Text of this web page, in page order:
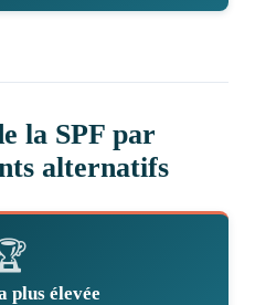
la SPF par
alternatifs
plus élevée